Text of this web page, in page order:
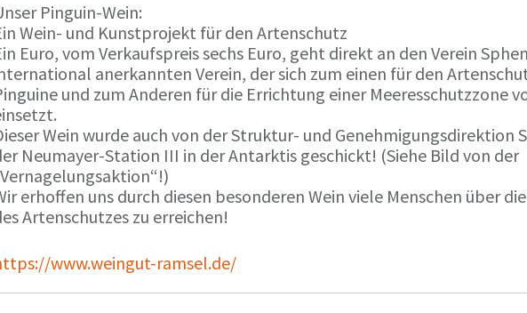
Pinguin-Wein:
Wein- und Kunstprojekt für den Artenschutz
Euro, vom Verkaufspreis sechs Euro, geht direkt an den Verein
anerkannten Verein, der sich zum einen für den
und zum Anderen für die Errichtung einer Meeresschutzzone
Wein wurde auch von der Struktur- und Genehmigungsdirektion
Neumayer-Station III in der Antarktis geschickt! (Siehe Bild von der
erhoffen uns durch diesen besonderen Wein viele Menschen über
Artenschutzes zu erreichen!
www.weingut-ramsel.de/